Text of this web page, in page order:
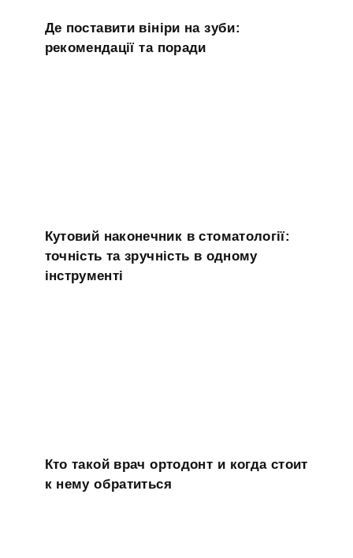
Де поставити вініри на зуби:
рекомендації та поради
Кутовий наконечник в стоматології:
точність та зручність в одному
інструменті
Кто такой врач ортодонт и когда стоит
к нему обратиться